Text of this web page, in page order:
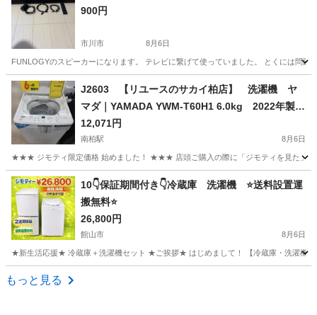
900円
市川市 8月6日
FUNLOGYのスピーカーになります。 テレビに繋げて使っていました。 とくには問
千葉 市川市 オーディオ
J2603 【リユースのサカイ柏店】 洗濯機 ヤ
マダ｜YAMADA YWM-T60H1 6.0kg 2022年製
動作確認 クリーニング済み 参考価格 32,390円
12,071円
南柏駅 8月6日
★★★ ジモティ限定価格 始めました！ ★★★ 店頭ご購入の際に「ジモティを見た」と
千葉 柏市 南柏駅 生活家電 YAMADA
10👇保証期間付き👇冷蔵庫 洗濯機 ⭐️送料設置運
搬無料⭐️
26,800円
館山市 8月6日
★新生活応援★ 冷蔵庫＋洗濯機セット ★ご挨拶★ はじめまして！ 【冷蔵庫・洗濯機セ
千葉 館山市
もっと見る